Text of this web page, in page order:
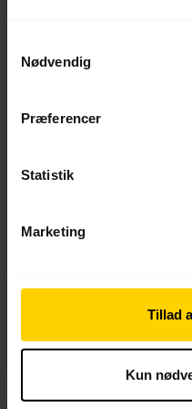
Nødvendig
Præferencer
Statistik
Marketing
Tillad
Kun
Dansk